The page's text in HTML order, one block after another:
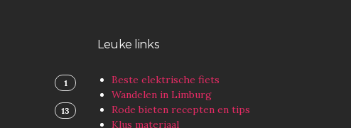
1
13
Leuke links
Beste elektrische fiets
Wandelen in Limburg
Rode bieten recepten en tips
Klus materiaal